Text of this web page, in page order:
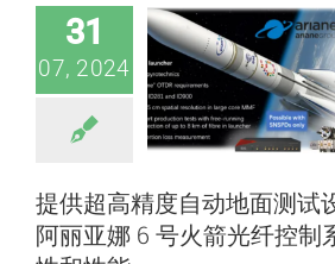
31
07, 2024
性能
quantum application
提供超高精度自动地面测试
阿丽亚娜 6 号火箭光纤控制